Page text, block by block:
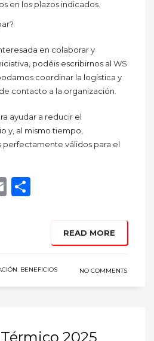
en los plazos indicados.
en colaborar y
podéis escribirnos al WS
coordinar la logística y
contacto a la organización.
ayudar a reducir el
y, al mismo tiempo,
válidos para el
Email
READ MORE
, BENEFICIOS NO COMMENTS
2025